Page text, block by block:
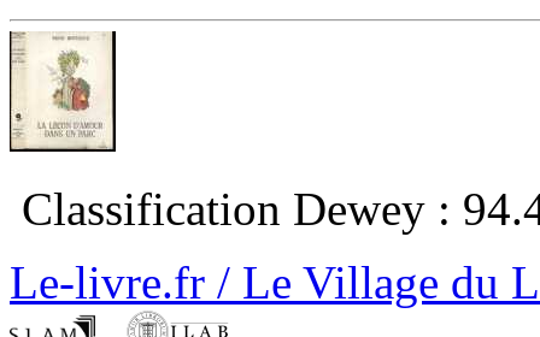
Classification Dewey :
Le-livre.fr / Le Village du